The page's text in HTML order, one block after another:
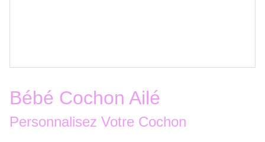
Bébé Cochon Ailé
Personnalisez Votre Cochon